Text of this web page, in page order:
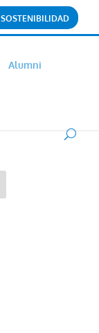
SOSTENIBILIDAD
Alumni